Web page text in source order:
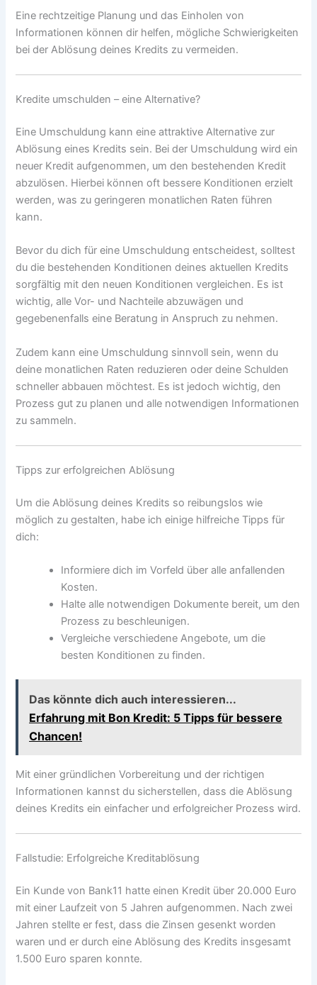
Eine rechtzeitige Planung und das Einholen von
Informationen können dir helfen, mögliche Schwierigkeiten
bei der Ablösung deines Kredits zu vermeiden.
Kredite umschulden – eine Alternative?
Eine Umschuldung kann eine attraktive Alternative zur
Ablösung eines Kredits sein. Bei der Umschuldung wird ein
neuer Kredit aufgenommen, um den bestehenden Kredit
abzulösen. Hierbei können oft bessere Konditionen erzielt
werden, was zu geringeren monatlichen Raten führen
kann.
Bevor du dich für eine Umschuldung entscheidest, solltest
du die bestehenden Konditionen deines aktuellen Kredits
sorgfältig mit den neuen Konditionen vergleichen. Es ist
wichtig, alle Vor- und Nachteile abzuwägen und
gegebenenfalls eine Beratung in Anspruch zu nehmen.
Zudem kann eine Umschuldung sinnvoll sein, wenn du
deine monatlichen Raten reduzieren oder deine Schulden
schneller abbauen möchtest. Es ist jedoch wichtig, den
Prozess gut zu planen und alle notwendigen Informationen
zu sammeln.
Tipps zur erfolgreichen Ablösung
Um die Ablösung deines Kredits so reibungslos wie
möglich zu gestalten, habe ich einige hilfreiche Tipps für
dich:
Informiere dich im Vorfeld über alle anfallenden
Kosten.
Halte alle notwendigen Dokumente bereit, um den
Prozess zu beschleunigen.
Vergleiche verschiedene Angebote, um die
besten Konditionen zu finden.
Das könnte dich auch interessieren...
Erfahrung mit Bon Kredit: 5 Tipps für bessere
Chancen!
Mit einer gründlichen Vorbereitung und der richtigen
Informationen kannst du sicherstellen, dass die Ablösung
deines Kredits ein einfacher und erfolgreicher Prozess wird.
Fallstudie: Erfolgreiche Kreditablösung
Ein Kunde von Bank11 hatte einen Kredit über 20.000 Euro
mit einer Laufzeit von 5 Jahren aufgenommen. Nach zwei
Jahren stellte er fest, dass die Zinsen gesenkt worden
waren und er durch eine Ablösung des Kredits insgesamt
1.500 Euro sparen konnte.